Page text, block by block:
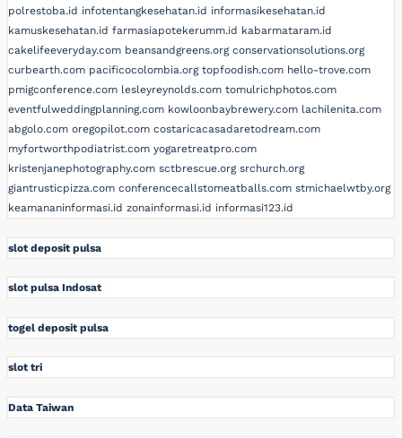
polrestoba.id infotentangkesehatan.id informasikesehatan.id
kamuskesehatan.id farmasiapotekerumm.id kabarmataram.id
cakelifeeveryday.com beansandgreens.org conservationsolutions.org
curbearth.com pacificocolombia.org topfoodish.com hello-trove.com
pmigconference.com lesleyreynolds.com tomulrichphotos.com
eventfulweddingplanning.com kowloonbaybrewery.com lachilenita.com
abgolo.com oregopilot.com costaricacasadaretodream.com
myfortworthpodiatrist.com yogaretreatpro.com
kristenjanephotography.com sctbrescue.org srchurch.org
giantrusticpizza.com conferencecallstomeatballs.com stmichaelwtby.org
keamananinformasi.id zonainformasi.id informasi123.id
slot deposit pulsa
slot pulsa Indosat
togel deposit pulsa
slot tri
Data Taiwan